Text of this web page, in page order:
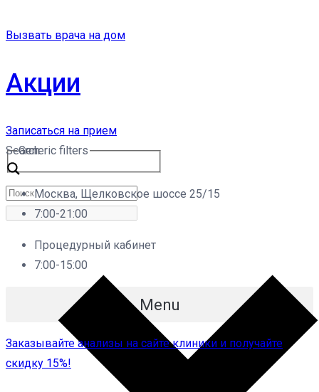
Вызвать врача на дом
Акции
Записаться на прием
Search
Generic filters
Москва, Щелковское шоссе 25/15
7:00-21:00
Процедурный кабинет
7:00-15:00
Menu
Заказывайте анализы на сайте клиники и получайте
скидку 15%!